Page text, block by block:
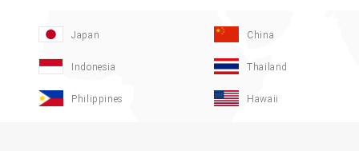
Japan China
Indonesia Thailand
Philippines Hawaii